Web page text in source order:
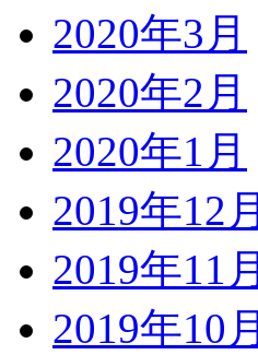
2020年3月
2020年2月
2020年1月
2019年12月
2019年11月
2019年10月